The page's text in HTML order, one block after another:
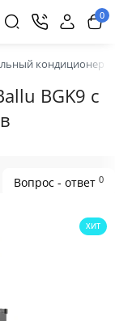
0
кондиционер
BGK9 с
Вопрос - ответ 0
ХИТ